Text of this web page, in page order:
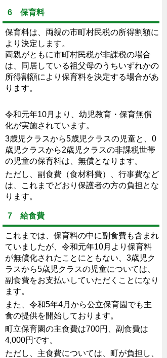
6 保育料
保育料は、両親の市町村民税の所得割額に
より決定します。
両親がともに市町村民税が非課税の場合
は、同居している祖父母のうちいずれかの
所得割額により保育料を決定する場合があ
ります。
令和元年10月より、幼児教育・保育無償
化が実施されています。
3歳児クラスから5歳児クラスの児童と、0
歳児クラスから2歳児クラスの非課税世帯
の児童の保育料は、無償となります。
ただし、副食費（食材料費）、行事費など
は、これまでどおり保護者の方の負担とな
ります。
7 給食費
これまでは、保育料の中に副食費も含まれ
ていましたが、令和元年10月より保育料
が無償化されたことにともない、3歳児ク
ラスから5歳児クラスの児童については、
副食費をお支払いしていただくことになり
ます。
また、令和5年4月から公立保育園でも主
食の提供を開始しております。
町立保育園の主食費は700円、副食費は
4,000円です。
ただし、主食費については、町が負担し、